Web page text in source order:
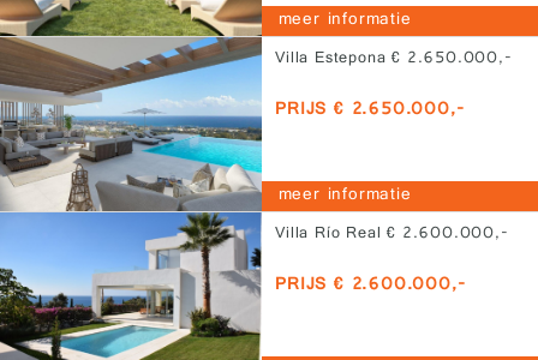
meer informatie
Villa Estepona € 2.650.000,-
PRIJS € 2.650.000,-
meer informatie
Villa Río Real € 2.600.000,-
PRIJS € 2.600.000,-